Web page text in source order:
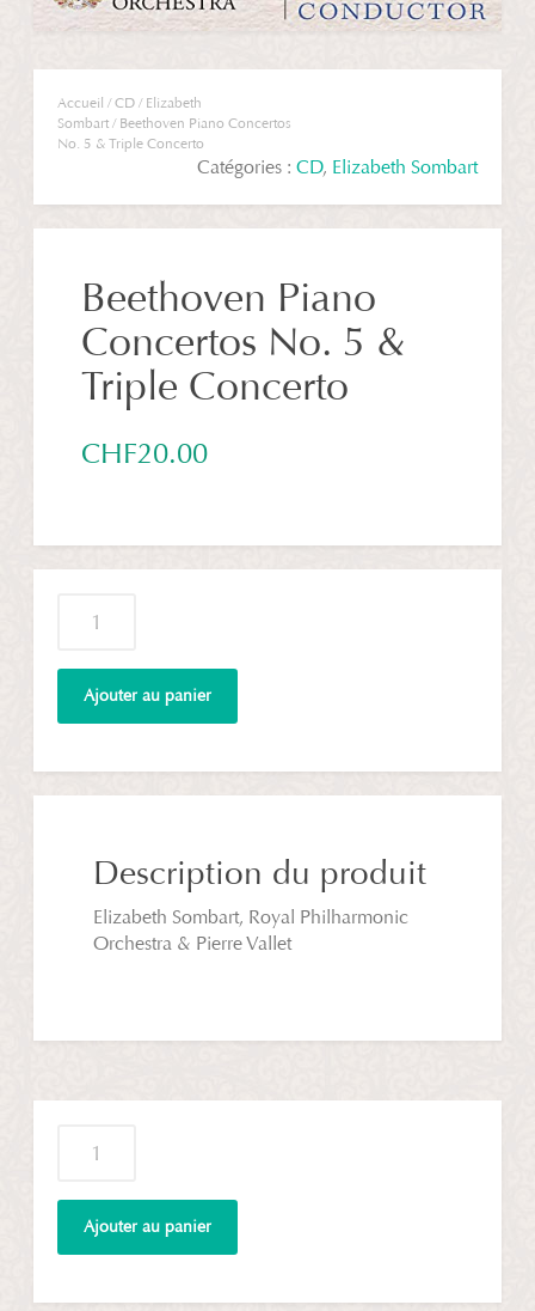
Accueil /CD / Elizabeth
Sombart / Beethoven Piano Concertos
No. 5 & Triple Concerto
Catégories : CD, Elizabeth Sombart
Beethoven Piano
Concertos No. 5 &
Triple Concerto
CHF20.00
Piano
Concertos
Ajouter au panier
Description du produit
Elizabeth Sombart, Royal Philharmonic
Orchestra & Pierre Vallet
Piano
Concertos
Ajouter au panier